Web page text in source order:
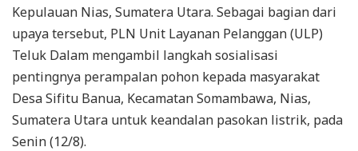
Kepulauan Nias, Sumatera Utara. Sebagai bagian dari
upaya tersebut, PLN Unit Layanan Pelanggan (ULP)
Teluk Dalam mengambil langkah sosialisasi
pentingnya perampalan pohon kepada masyarakat
Desa Sifitu Banua, Kecamatan Somambawa, Nias,
Sumatera Utara untuk keandalan pasokan listrik, pada
Senin (12/8).